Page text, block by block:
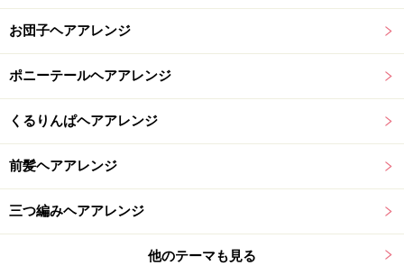
お団子ヘアアレンジ
ポニーテールヘアアレンジ
くるりんぱヘアアレンジ
前髪ヘアアレンジ
三つ編みヘアアレンジ
他のテーマも見る